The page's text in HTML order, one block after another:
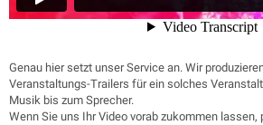
Genau hier setzt unser Service an. Wir
Veranstaltungs-Trailers für ein solches
Musik bis zum Sprecher.
Wenn Sie uns Ihr Video vorab zukommen lassen,